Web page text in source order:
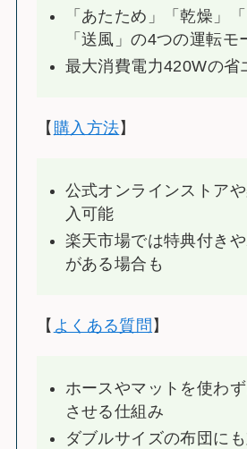
「あたため」「乾燥」
「送風」の4つの運転モ
最大消費電力420Wの省
【 購入方法】
公式オンラインストア
入可能
楽天市場では特典付き
がある場合も
【 よくある質問 】
ホースやマットを使わ
させる仕組み
ダブルサイズの布団に